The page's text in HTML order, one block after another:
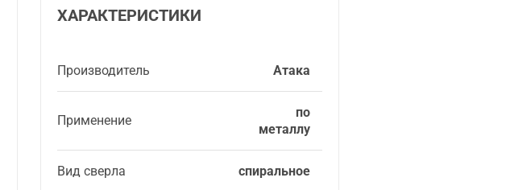
ХАРАКТЕРИСТИКИ
Производитель Атака
Применение
по
металлу
Вид сверла спиральное